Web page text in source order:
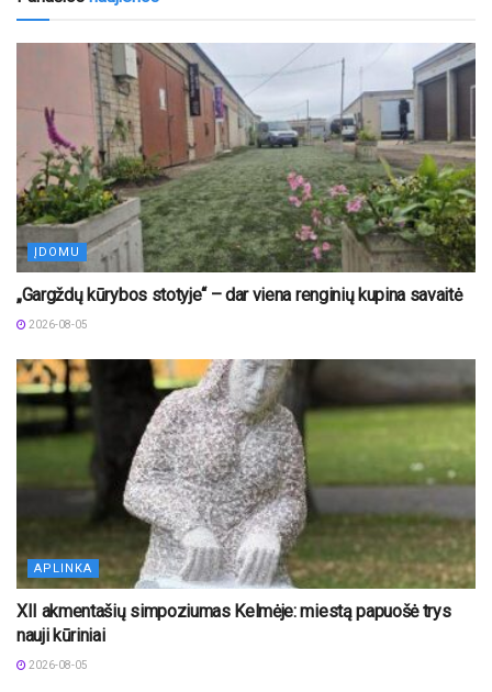
ĮDOMU
„Gargždų kūrybos stotyje“ – dar viena renginių kupina savaitė
2026-08-05
APLINKA
XII akmentašių simpoziumas Kelmėje: miestą papuošė trys
nauji kūriniai
2026-08-05